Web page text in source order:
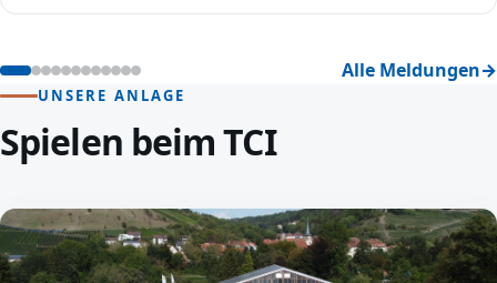
Alle Meldungen
UNSERE ANLAGE
Spielen beim TCI